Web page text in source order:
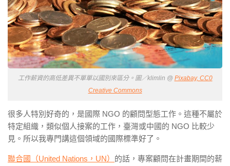
工作薪資的高低差異不單單以國別來區分。圖／klimlin @ Pixabay, CC0
Creative Commons
很多人特別好奇的，是國際 NGO 的顧問型態工作。這種不屬於
特定組織，類似個人接案的工作，臺灣或中國的 NGO 比較少
見。所以我專門講這個領域的國際標準好了。
聯合國（United Nations，UN） 的話，專案顧問在計畫期間的薪